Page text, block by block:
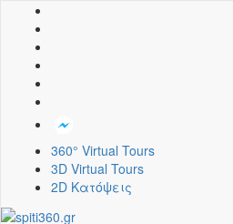
360° Virtual Tours
3D Virtual Tours
2D Κατόψεις